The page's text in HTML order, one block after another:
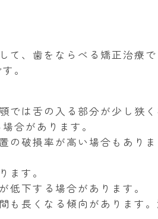
て、歯をならべる矯正治療で
。
では舌の入る部分が少し狭く
合があります。
の破損率が高い場合もありま
ます。
低下する場合があります。
も長くなる傾向があります